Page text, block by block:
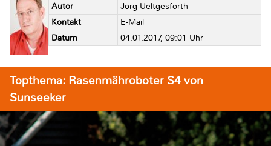
Autor
Jörg Ueltgesforth
Kontakt
E-Mail
Datum
04.01.2017, 09:01 Uhr
Topthema: Rasenmähroboter S4 von
Sunseeker